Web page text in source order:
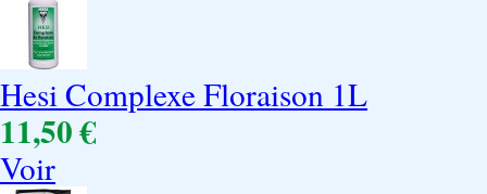
Hesi Complexe Floraison 1L
11,50 €
Voir